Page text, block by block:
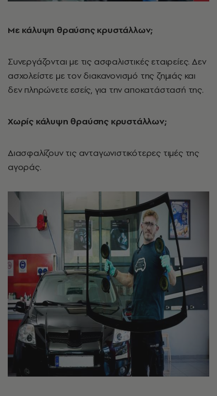
Με κάλυψη θραύσης κρυστάλλων;
Συνεργάζονται με τις ασφαλιστικές εταιρείες. Δεν
ασχολείστε με τον διακανονισμό της ζημιάς και
δεν πληρώνετε εσείς, για την αποκατάστασή της.
Χωρίς κάλυψη θραύσης κρυστάλλων;
Διασφαλίζουν τις ανταγωνιστικότερες τιμές της
αγοράς.